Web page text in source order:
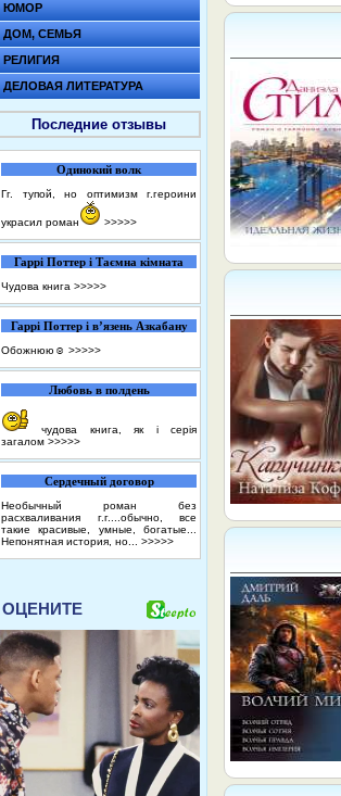
ЮМОР
ДОМ, СЕМЬЯ
РЕЛИГИЯ
ДЕЛОВАЯ ЛИТЕРАТУРА
Последние отзывы
Одинокий волк
Гг. тупой, но оптимизм г.героини
украсил роман >>>>>
Гаррі Поттер і Таємна кімната
Чудова книга >>>>>
Гаррі Поттер і в’язень Азкабану
Обожнюю☺️ >>>>>
Любовь в полдень
чудова книга, як і серія
загалом >>>>>
Сердечный договор
Необычный роман без
расхваливания г.г....обычно, все
такие красивые, умные, богатые...
Непонятная история, но... >>>>>
ОЦЕНИТЕ